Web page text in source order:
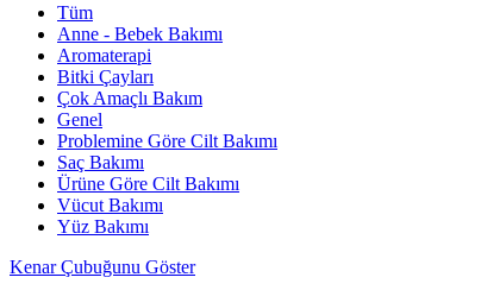
Tüm
Anne - Bebek Bakımı
Aromaterapi
Bitki Çayları
Çok Amaçlı Bakım
Genel
Problemine Göre Cilt Bakımı
Saç Bakımı
Ürüne Göre Cilt Bakımı
Vücut Bakımı
Yüz Bakımı
Kenar Çubuğunu Göster